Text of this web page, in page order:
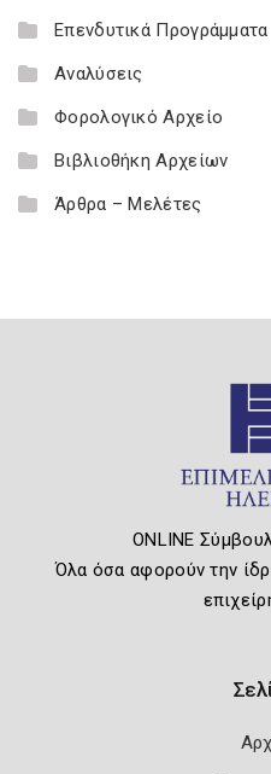
Επενδυτικά Προγράμματα
Αναλύσεις
Φορολογικό Αρχείο
Βιβλιοθήκη Αρχείων
Άρθρα – Μελέτες
ONLINE
Όλα όσα αφορούν την